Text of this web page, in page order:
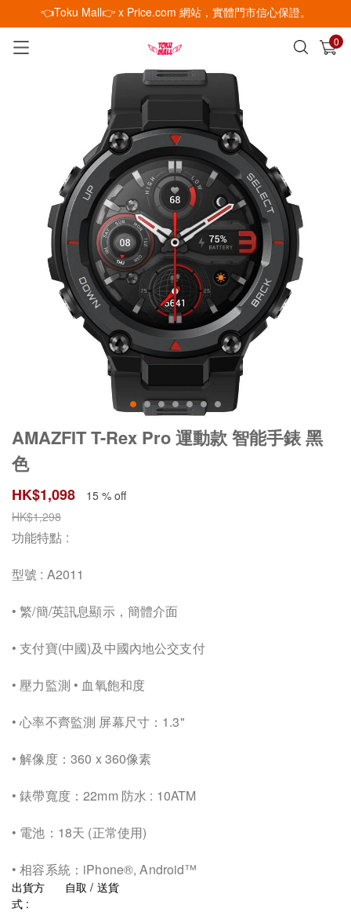
👈Toku Mall👉 x Price.com 網站，實體門市信心保證。
0
已加入購物車 查看
AMAZFIT T-Rex Pro 運動款 智能手錶 黑
色
HK$1,098
15 % off
HK$1,298
功能特點 :
型號 : A2011
• 繁/簡/英訊息顯示，簡體介面
• 支付寶(中國)及中國內地公交支付
• 壓力監測 • 血氧飽和度
• 心率不齊監測 屏幕尺寸：1.3"
• 解像度：360 x 360像素
• 錶帶寬度：22mm 防水 : 10ATM
• 電池：18天 (正常使用)
• 相容系統：iPhone®, Android™
出貨方
式 :
自取 / 送貨